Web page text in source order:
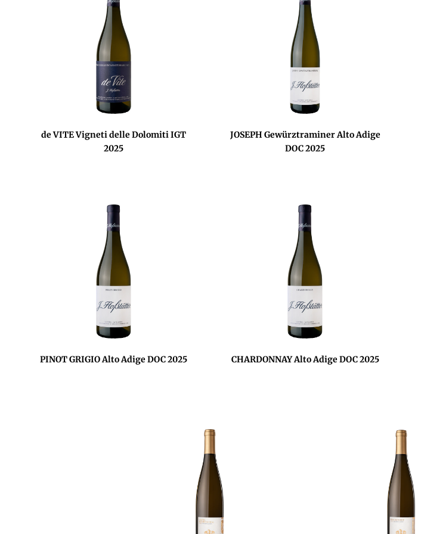
de VITE Vigneti delle Dolomiti IGT
2025
JOSEPH Gewürztraminer Alto Adige
DOC 2025
PINOT GRIGIO Alto Adige DOC 2025 CHARDONNAY Alto Adige DOC 2025